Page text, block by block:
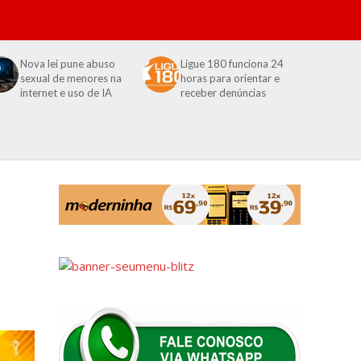
Nova lei pune abuso
sexual de menores na
internet e uso de IA
Ligue 180 funciona 24
horas para orientar e
receber denúncias